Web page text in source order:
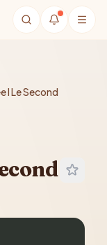
I Le Second